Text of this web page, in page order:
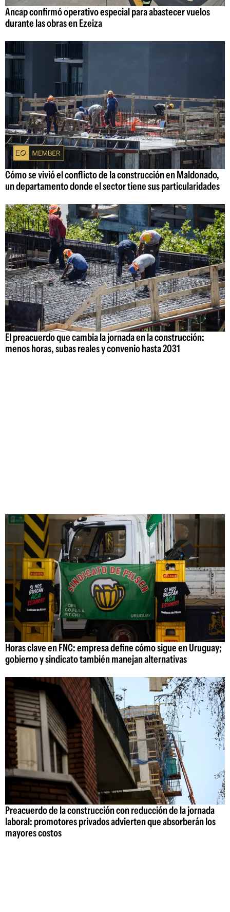
Ancap confirmó operativo especial para abastecer vuelos
durante las obras en Ezeiza
Cómo se vivió el conflicto de la construcción en Maldonado,
un departamento donde el sector tiene sus particularidades
El preacuerdo que cambia la jornada en la construcción:
menos horas, subas reales y convenio hasta 2031
Horas clave en FNC: empresa define cómo sigue en Uruguay;
gobierno y sindicato también manejan alternativas
Preacuerdo de la construcción con reducción de la jornada
laboral: promotores privados advierten que absorberán los
mayores costos